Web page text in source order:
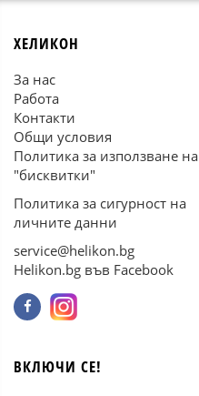
ХЕЛИКОН
За нас
Работа
Контакти
Общи условия
Политика за използване на
"бисквитки"
Политика за сигурност на
личните данни
service@helikon.bg
Helikon.bg във Facebook
ВКЛЮЧИ СЕ!